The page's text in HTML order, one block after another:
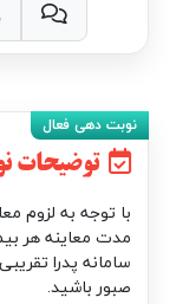
توضیحات
با توجه به لزوم
مدت معاینه هر
سامانه پدرا
صبور باشید.